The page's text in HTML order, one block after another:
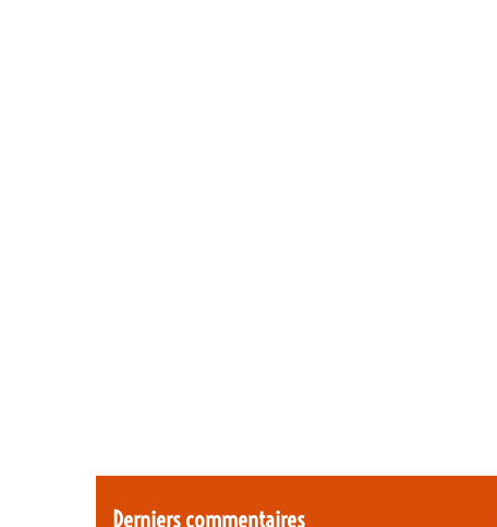
Derniers commentaires